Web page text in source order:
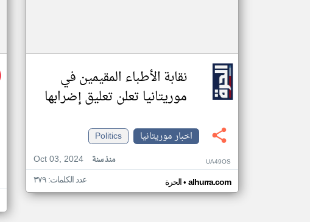
نقابة الأطباء المقيمين في
موريتانيا تعلن تعليق إضرابها
اخبار موريتانيا
Politics
Oct 03, 2024
منذ سنة UA49OS
الحرة• alhurra.com عدد الكلمات: ٣٧٩